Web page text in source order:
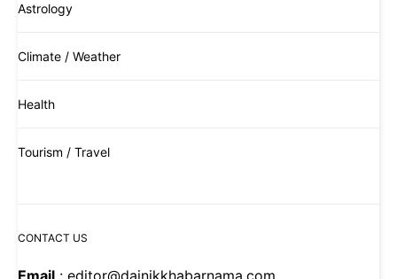
Astrology
Climate / Weather
Health
Tourism / Travel
CONTACT US